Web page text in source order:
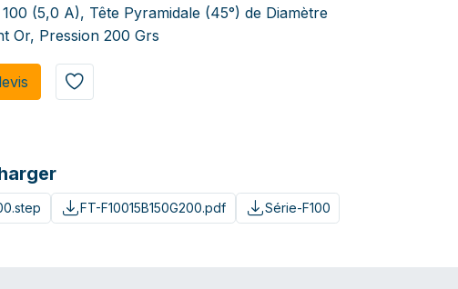
(5,0 A), Tête Pyramidale (45°) de Diamètre
Or, Pression 200 Grs
FT-F10015B150G200.pdf Série-F100